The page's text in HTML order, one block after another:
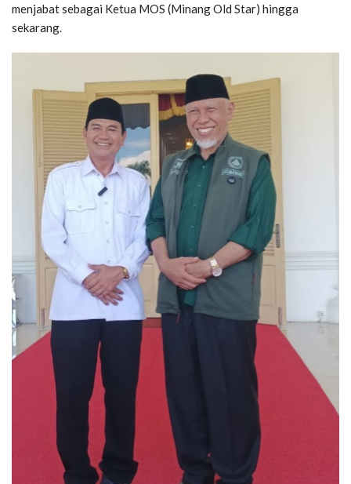
menjabat sebagai Ketua MOS (Minang Old Star) hingga
sekarang.